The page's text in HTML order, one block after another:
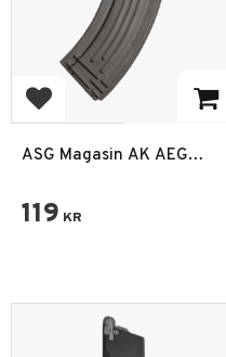
Add to favorites
ASG Magasin AK AEG
119 KR